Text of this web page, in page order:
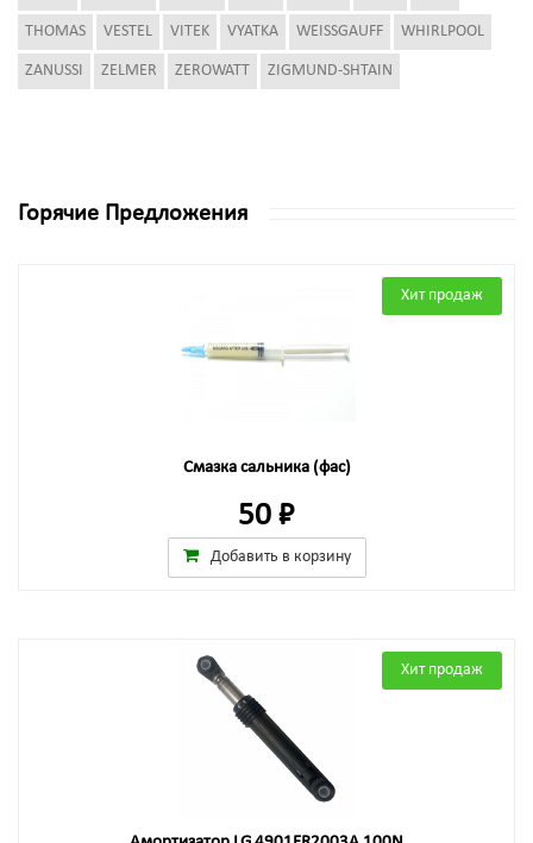
THOMAS VESTEL VITEK VYATKA WEISSGAUFF WHIRLPOOL
ZANUSSI ZELMER ZEROWATT ZIGMUND-SHTAIN
Горячие Предложения
Хит продаж
Смазка сальника (фас)
50 ₽
Добавить в корзину
Хит продаж